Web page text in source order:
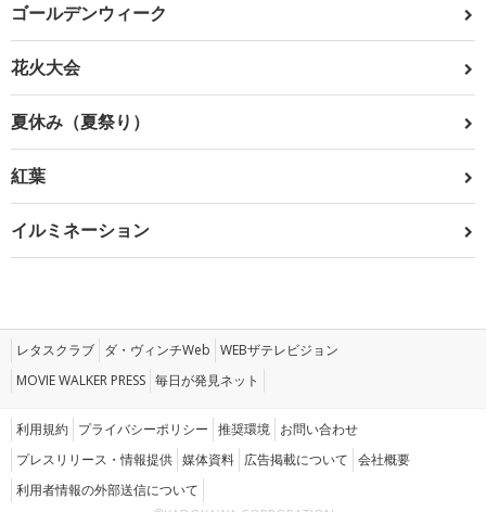
ゴールデンウィーク
花火大会
夏休み（夏祭り）
紅葉
イルミネーション
レタスクラブ ダ・ヴィンチWeb WEBザテレビジョン
MOVIE WALKER PRESS 毎日が発見ネット
利用規約 プライバシーポリシー 推奨環境 お問い合わせ
プレスリリース・情報提供 媒体資料 広告掲載について 会社概要
利用者情報の外部送信について